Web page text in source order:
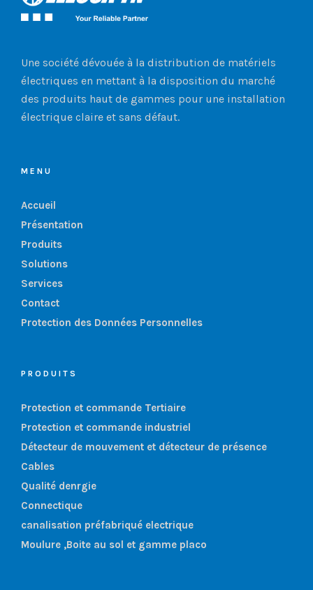
Une société dévouée à la distribution de matériels
électriques en mettant à la disposition du marché
des produits haut de gammes pour une installation
électrique claire et sans défaut.
MENU
Accueil
Présentation
Produits
Solutions
Services
Contact
Protection des Données Personnelles
PRODUITS
Protection et commande Tertiaire
Protection et commande industriel
Détecteur de mouvement et détecteur de présence
Cables
Qualité denrgie
Connectique
canalisation préfabriqué electrique
Moulure ,Boite au sol et gamme placo